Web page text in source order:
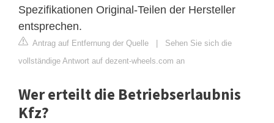
Spezifikationen Original-Teilen der Hersteller
entsprechen.
Antrag auf Entfernung der Quelle | Sehen Sie sich die
vollständige Antwort auf dezent-wheels.com an
Wer erteilt die Betriebserlaubnis
Kfz?